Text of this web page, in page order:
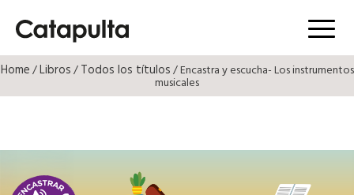
Menú
Home/Libros/Todos los títulos/ Encastra y escucha- Los instrumentos
musicales